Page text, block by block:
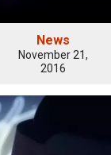
News
November 21,
2016